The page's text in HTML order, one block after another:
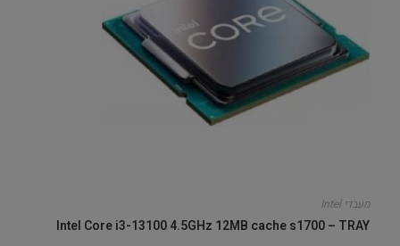
מעבדי Intel
Intel Core i3-13100 4.5GHz 12MB cache s1700 – TRAY